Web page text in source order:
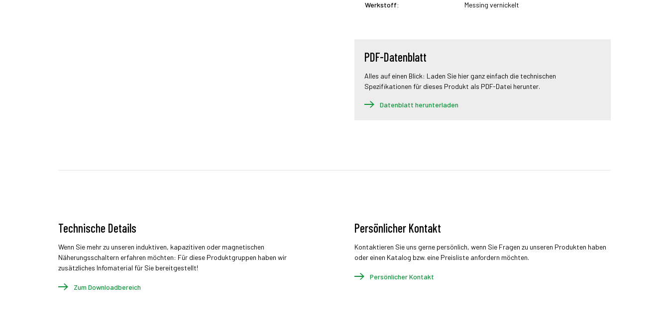
Werkstoff: Messing vernickelt
PDF-Datenblatt
Alles auf einen Blick: Laden Sie hier ganz einfach die technischen
Spezifikationen für dieses Produkt als PDF-Datei herunter.
Datenblatt herunterladen
Technische Details
Wenn Sie mehr zu unseren induktiven, kapazitiven oder magnetischen
Näherungsschaltern erfahren möchten: Für diese Produktgruppen haben wir
zusätzliches Infomaterial für Sie bereitgestellt!
Zum Downloadbereich
Persönlicher Kontakt
Kontaktieren Sie uns gerne persönlich, wenn Sie Fragen zu unseren Produkten haben
oder einen Katalog bzw. eine Preisliste anfordern möchten.
Persönlicher Kontakt